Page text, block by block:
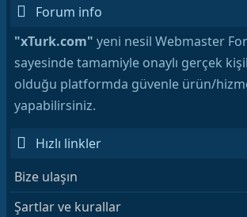
Forum info
"xTurk.com" yeni nesil Webmaster
sayesinde tamamiyle onaylı gerçek
olduğu platformda güvenle ürün/
yapabilirsiniz.
Hızlı linkler
Bize ulaşın
Şartlar ve kurallar